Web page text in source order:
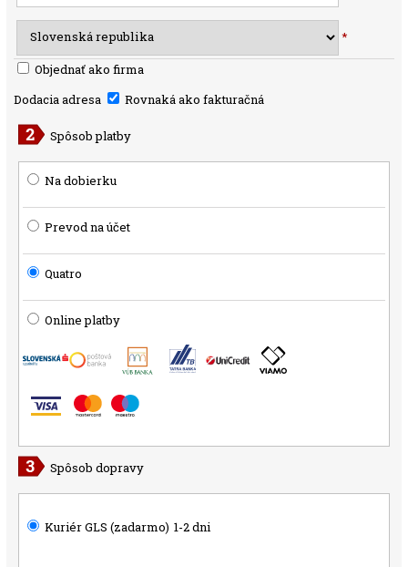
*
Objednať ako firma
Dodacia adresa
Rovnaká ako fakturačná
Spôsob platby
Na dobierku
Prevod na účet
Quatro
Online platby
Spôsob dopravy
Kuriér GLS (zadarmo) 1-2 dni